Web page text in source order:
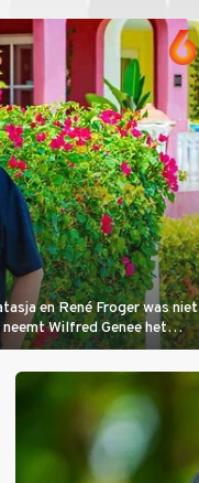
en René Froger was niet
Wilfred Genee het